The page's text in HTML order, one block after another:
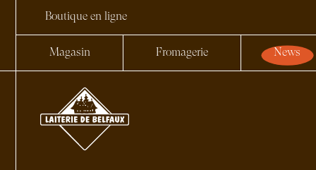
Boutique en ligne
Magasin Fromagerie News